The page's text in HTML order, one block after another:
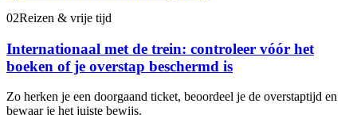
02Reizen & vrije tijd
Internationaal met de trein: controleer vóór het
boeken of je overstap beschermd is
Zo herken je een doorgaand ticket, beoordeel je de overstaptijd en
bewaar je het juiste bewijs.